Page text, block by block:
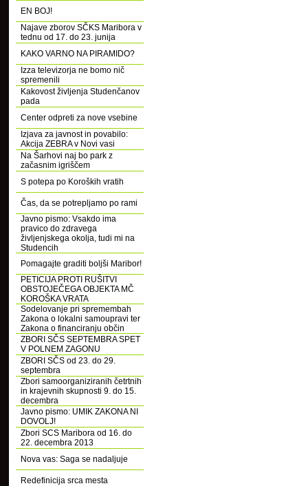
EN BOJ!
Najave zborov SČKS Maribora v
tednu od 17. do 23. junija
KAKO VARNO NA PIRAMIDO?
Izza televizorja ne bomo nič
spremenili
Kakovost življenja Studenčanov
pada
Center odpreti za nove vsebine
Izjava za javnost in povabilo:
Akcija ZEBRA v Novi vasi
Na Šarhovi naj bo park z
začasnim igriščem
S potepa po Koroških vratih
Čas, da se potrepljamo po rami
Javno pismo: Vsakdo ima
pravico do zdravega
življenjskega okolja, tudi mi na
Studencih
Pomagajte graditi boljši Maribor!
PETICIJA PROTI RUŠITVI
OBSTOJEČEGA OBJEKTA MČ
KOROŠKA VRATA
Sodelovanje pri spremembah
Zakona o lokalni samoupravi ter
Zakona o financiranju občin
ZBORI SČS SEPTEMBRA SPET
V POLNEM ZAGONU
ZBORI SČS od 23. do 29.
septembra
Zbori samoorganiziranih četrtnih
in krajevnih skupnosti 9. do 15.
decembra
Javno pismo: UMIK ZAKONA NI
DOVOLJ!
Zbori SCS Maribora od 16. do
22. decembra 2013
Nova vas: Saga se nadaljuje
Redefinicija srca mesta